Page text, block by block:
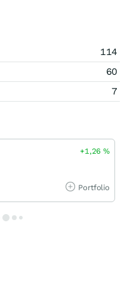
114
60
7
+1,26%
Portfolio